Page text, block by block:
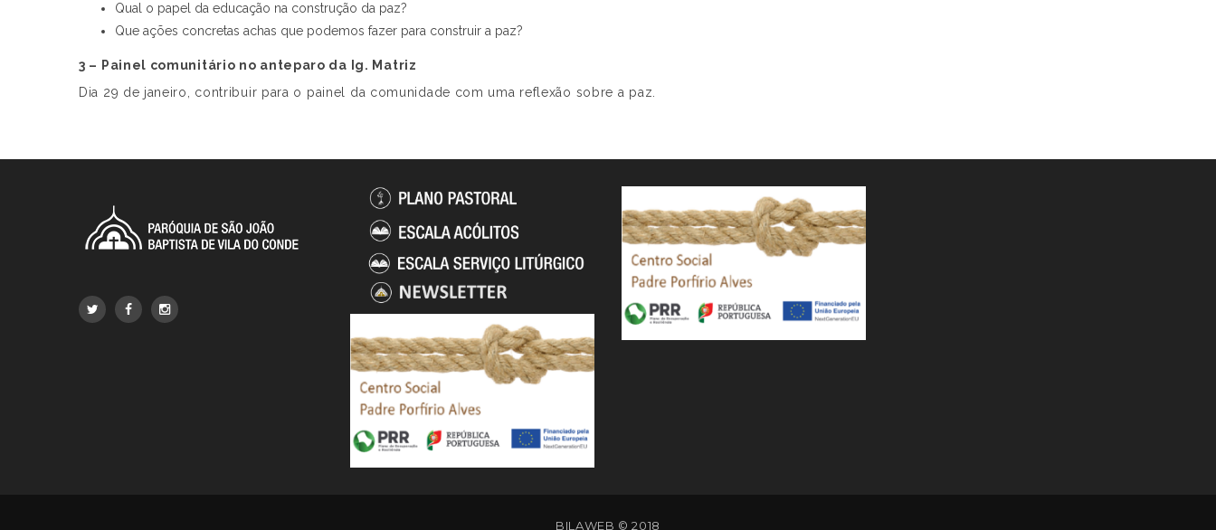
Qual o papel da educação na construção da paz?
Que ações concretas achas que podemos fazer para construir a paz?
3 – Painel comunitário no anteparo da Ig. Matriz
Dia 29 de janeiro, contribuir para o painel da comunidade com uma reflexão sobre a paz.
BILAWEB © 2018